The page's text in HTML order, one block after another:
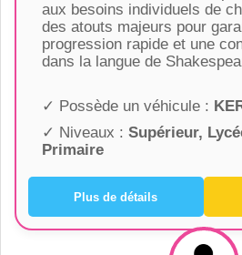
aux besoins individuels de
des atouts majeurs pour
progression rapide et une
dans la langue de
✓ Possède un véhicule :
✓ Niveaux : Supérieur,
Primaire
Plus de détails